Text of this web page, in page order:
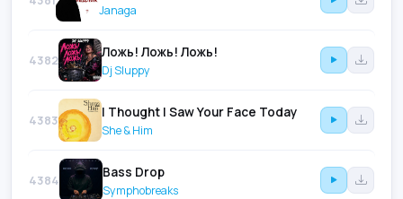
Janaga
4382
Ложь! Ложь! Ложь!
Dj Sluppy
4383
I Thought I Saw Your Face Today
She & Him
4384
Bass Drop
Symphobreaks